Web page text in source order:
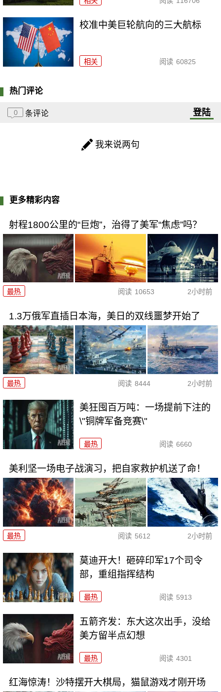
校准中美巨轮航向的三大航标
相关 阅读 60825
热门评论
0 条评论 登陆
我来说两句
更多精彩内容
射程1800公里的“巨炮”，治得了美军“焦虑”吗？
最热 阅读 10653 2小时前
1.3万俄军直插日本海，美日的双线噩梦开始了
最热 阅读 8444 2小时前
美狂囤百万吨：一场提前下注的
\"铜牌军备竞赛\"
最热 阅读 6660
美利坚一场电子战演习，把自家救护机送了命！
最热 阅读 5612 2小时前
莫迪开大！砸碎印军17个司令
部，重组指挥结构
最热 阅读 5913
五箭齐发：东大这次出手，没给
美方留半点幻想
最热 阅读 4301
红海惊涛！沙特摆开大棋局，猫鼠游戏才刚开场